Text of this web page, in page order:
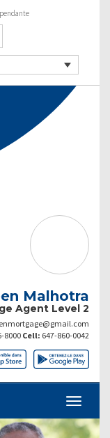
Malhotra
Agent Level 2
8000 Cell: 647-860-0042